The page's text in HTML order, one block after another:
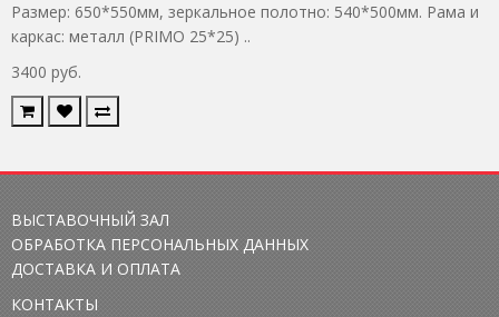
Размер: 650*550мм, зеркальное полотно: 540*500мм. Рама и
каркас: металл (PRIMO 25*25) ..
3400 руб.
ВЫСТАВОЧНЫЙ ЗАЛ
ОБРАБОТКА ПЕРСОНАЛЬНЫХ ДАННЫХ
ДОСТАВКА И ОПЛАТА
КОНТАКТЫ